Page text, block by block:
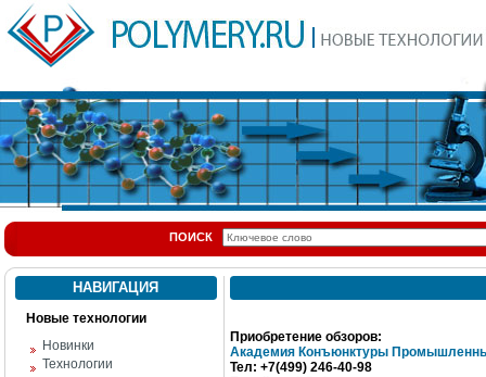
ПОИСК
НАВИГАЦИЯ
Новые технологии
Новинки
Технологии
Приобретение обзоров:
Академия Конъюнктуры
Тел: +7(499) 246-40-98